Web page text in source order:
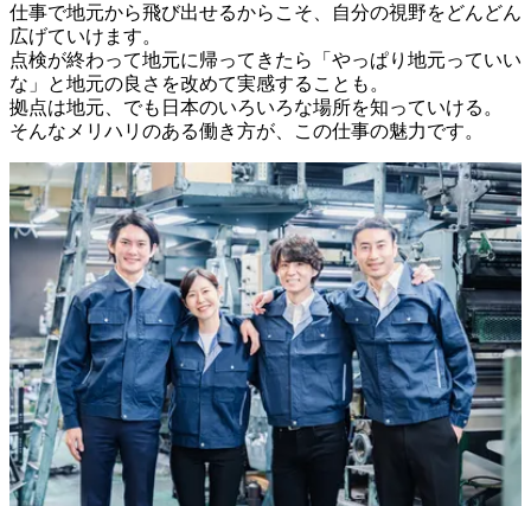
仕事で地元から飛び出せるからこそ、自分の視野をどんどん
広げていけます。
点検が終わって地元に帰ってきたら「やっぱり地元っていい
な」と地元の良さを改めて実感することも。
拠点は地元、でも日本のいろいろな場所を知っていける。
そんなメリハリのある働き方が、この仕事の魅力です。